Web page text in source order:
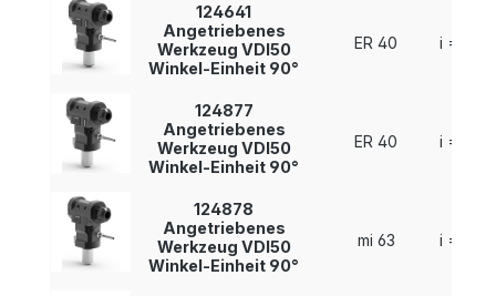
124641
Angetriebenes
Werkzeug VDI50
Winkel-Einheit 90°
ER 40 i = 1 : 1
124877
Angetriebenes
Werkzeug VDI50
Winkel-Einheit 90°
ER 40 i = 1 : 1
124878
Angetriebenes
Werkzeug VDI50
Winkel-Einheit 90°
mi 63 i = 1 : 1